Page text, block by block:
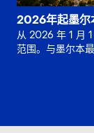
2026年起墨尔
从 2026 年 1 月
范围。与墨尔本